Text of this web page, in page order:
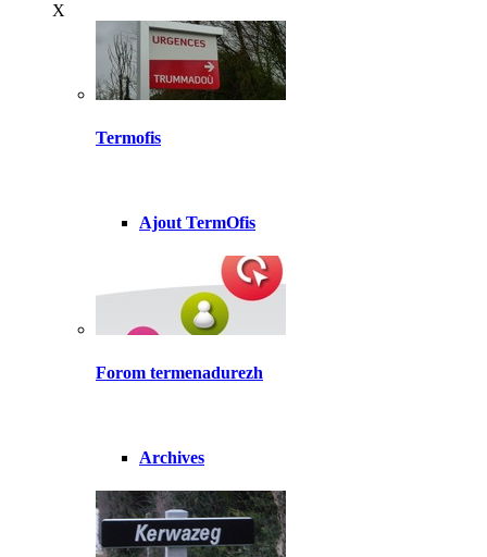
X
Termofis
Ajout TermOfis
Forom termenadurezh
Archives